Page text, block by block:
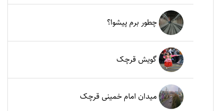
چطور برم پیشوا؟
گویش قرچک
میدان امام خمینی قرچک